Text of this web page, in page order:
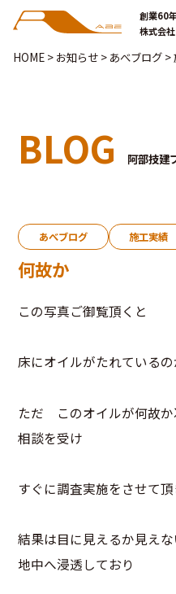
創業60
株式会社
HOME> お知らせ> あべブログ>
BLOG 阿部技建
あべブログ 施工実績
何故か
この写真ご御覧頂くと
床にオイルがたれている
ただ このオイルが何故か
相談を受け
すぐに調査実施をさせて
結果は目に見えるか見え
地中へ浸透しており